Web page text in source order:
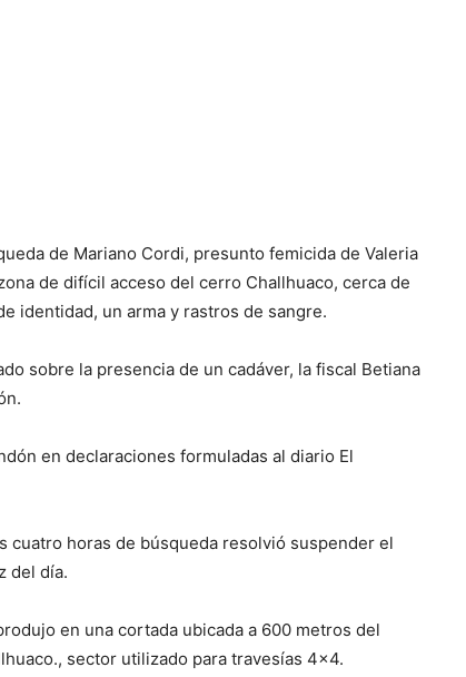
de Mariano Cordi, presunto femicida de Valeria
de difícil acceso del cerro Challhuaco, cerca de
identidad, un arma y rastros de sangre.
sobre la presencia de un cadáver, la fiscal Betiana
en declaraciones formuladas al diario El
cuatro horas de búsqueda resolvió suspender el
del día.
en una cortada ubicada a 600 metros del
sector utilizado para travesías 4×4.